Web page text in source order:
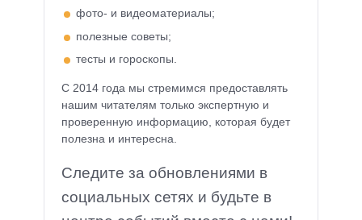
фото- и видеоматериалы;
полезные советы;
тесты и гороскопы.
С 2014 года мы стремимся предоставлять
нашим читателям только экспертную и
проверенную информацию, которая будет
полезна и интересна.
Следите за обновлениями в
социальных сетях и будьте в